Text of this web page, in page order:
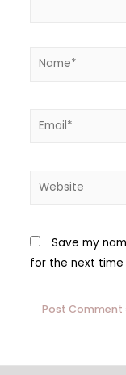
Save my
for the next time